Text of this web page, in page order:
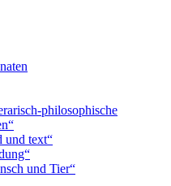
philosophische
und text“
und Tier“